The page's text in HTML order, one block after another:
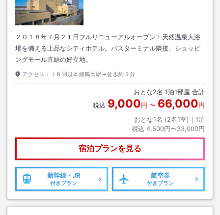
２０１８年７月２１日フルリニューアルオープン！天然温泉大浴
場を備える上品なシティホテル。バスターミナル隣接、ショッピ
ングモール直結の好立地。
アクセス： ＪＲ羽越本線鶴岡駅→徒歩約３分
おとな2名 1泊1部屋 合計
税込 9,000円 〜 66,000円
おとな1名 (2名1室)｜ 1泊
税込 4,500円〜33,000円
宿泊プランを見る
新幹線・JR
付きプラン
航空券
付きプラン